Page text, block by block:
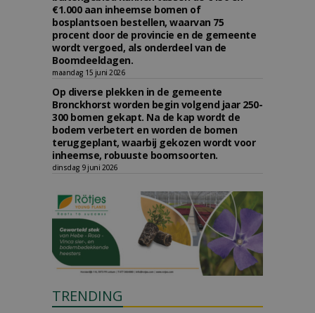
€1.000 aan inheemse bomen of
bosplantsoen bestellen, waarvan 75
procent door de provincie en de gemeente
wordt vergoed, als onderdeel van de
Boomdeeldagen.
maandag 15 juni 2026
Op diverse plekken in de gemeente
Bronckhorst worden begin volgend jaar 250-
300 bomen gekapt. Na de kap wordt de
bodem verbetert en worden de bomen
teruggeplant, waarbij gekozen wordt voor
inheemse, robuuste boomsoorten.
dinsdag 9 juni 2026
TRENDING